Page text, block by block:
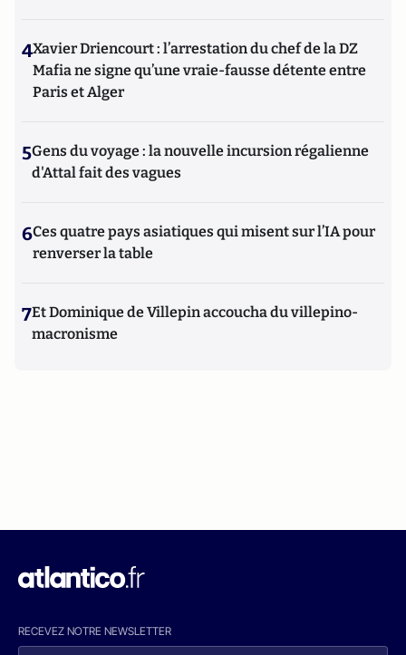
4Xavier Driencourt : l’arrestation du chef de la DZ
Mafia ne signe qu’une vraie-fausse détente entre
Paris et Alger
5Gens du voyage : la nouvelle incursion régalienne
d'Attal fait des vagues
6Ces quatre pays asiatiques qui misent sur l’IA pour
renverser la table
7Et Dominique de Villepin accoucha du villepino-
macronisme
RECEVEZ NOTRE NEWSLETTER